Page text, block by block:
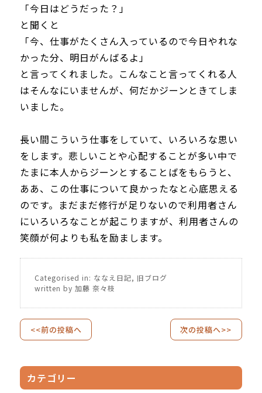
「今日はどうだった？」
と聞くと
「今、仕事がたくさん入っているので今日やれな
かった分、明日がんばるよ」
と言ってくれました。こんなこと言ってくれる人
はそんなにいませんが、何だかジーンときてしま
いました。
長い間こういう仕事をしていて、いろいろな思い
をします。悲しいことや心配することが多い中で
たまに本人からジーンとすることばをもらうと、
ああ、この仕事について良かったなと心底思える
のです。まだまだ修行が足りないので利用者さん
にいろいろなことが起こりますが、利用者さんの
笑顔が何よりも私を励まします。
Categorised in: ななえ日記, 旧ブログ
written by 加藤 奈々枝
<<前の投稿へ 次の投稿へ>>
カテゴリー